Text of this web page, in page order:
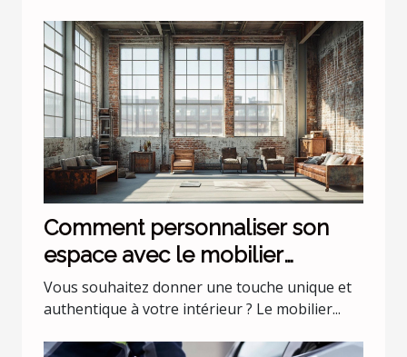
Comment personnaliser son
espace avec le mobilier
industriel ?
Vous souhaitez donner une touche unique et
authentique à votre intérieur ? Le mobilier...